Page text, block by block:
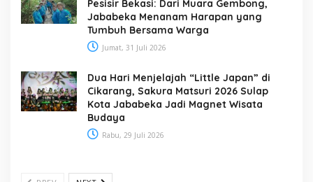
Pesisir Bekasi: Dari Muara Gembong,
Jababeka Menanam Harapan yang
Tumbuh Bersama Warga
Jumat, 31 Juli 2026
Dua Hari Menjelajah “Little Japan” di
Cikarang, Sakura Matsuri 2026 Sulap
Kota Jababeka Jadi Magnet Wisata
Budaya
Rabu, 29 Juli 2026